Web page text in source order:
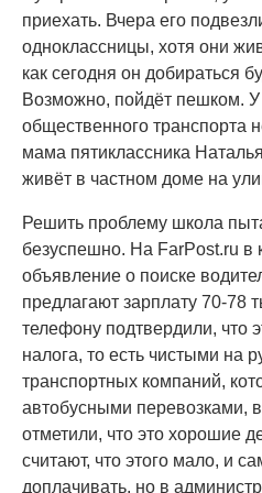
приехать. Вчера его
одноклассницы, хотя они
как сегодня он добираться
Возможно, пойдёт пешком. У
общественного транспорта
мама пятиклассника
живёт в частном доме на
Решить проблему школа
безуспешно. На FarPost.ru в
объявление о поиске
предлагают зарплату 70-78
телефону подтвердили, что
налога, то есть чистыми на
транспортных компаний,
автобусными перевозками,
отметили, что это хорошие
считают, что этого мало, и
доплачивать, но в